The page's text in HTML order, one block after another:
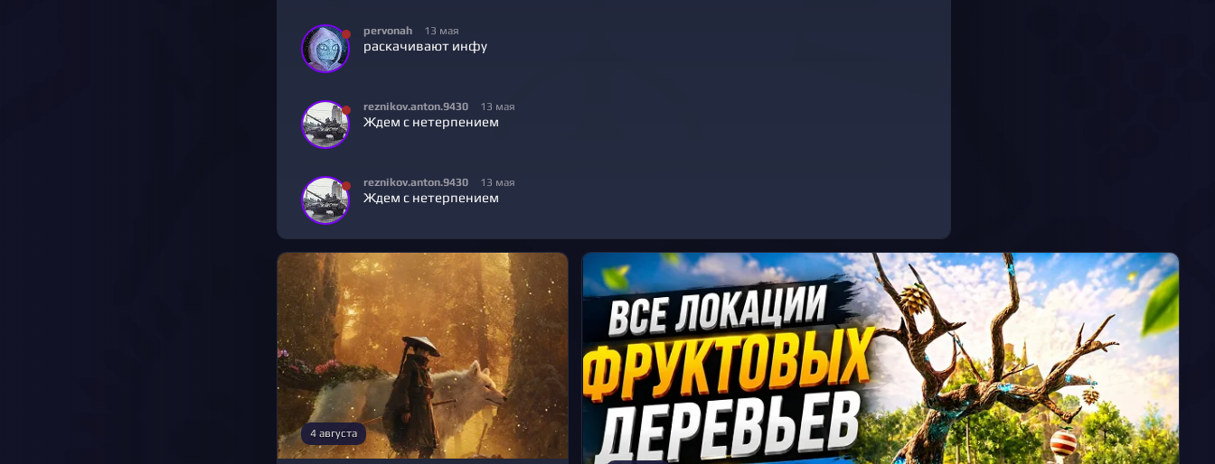
pervonah 13 мая
раскачивают инфу
reznikov.anton.9430 13 мая
Ждем с нетерпением
reznikov.anton.9430 13 мая
Ждем с нетерпением
4 августа